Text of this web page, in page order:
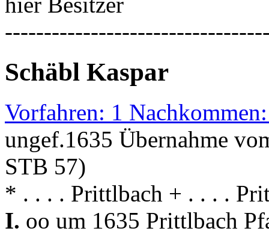
Schäbl Kaspar
Vorfahren: 1
ungef.1635 Übernahme
STB 57)
* . . . . Prittlbach + . . . .
I. oo um 1635 Prittlbach